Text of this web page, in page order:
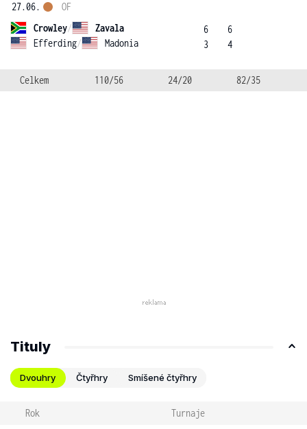
27.06.
Crowley/
Zavala
Efferding/ Madonia
OF
6
3
6
4
Celkem 110/56 24/20 82/35
Tituly
Dvouhry Čtyřhry Smíšené čtyřhry
Rok Turnaje